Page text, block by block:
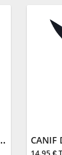
CHÊNE SALERS 15 CANIF
14.95 €